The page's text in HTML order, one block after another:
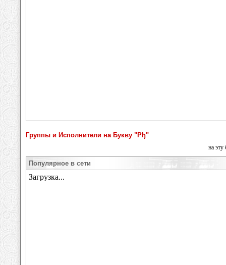
Группы и Исполнители на Букву "Рђ"
на эту
Популярное в сети